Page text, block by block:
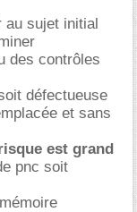
au sujet initial
des contrôles
défectueuse
et sans
est grand
pnc soit